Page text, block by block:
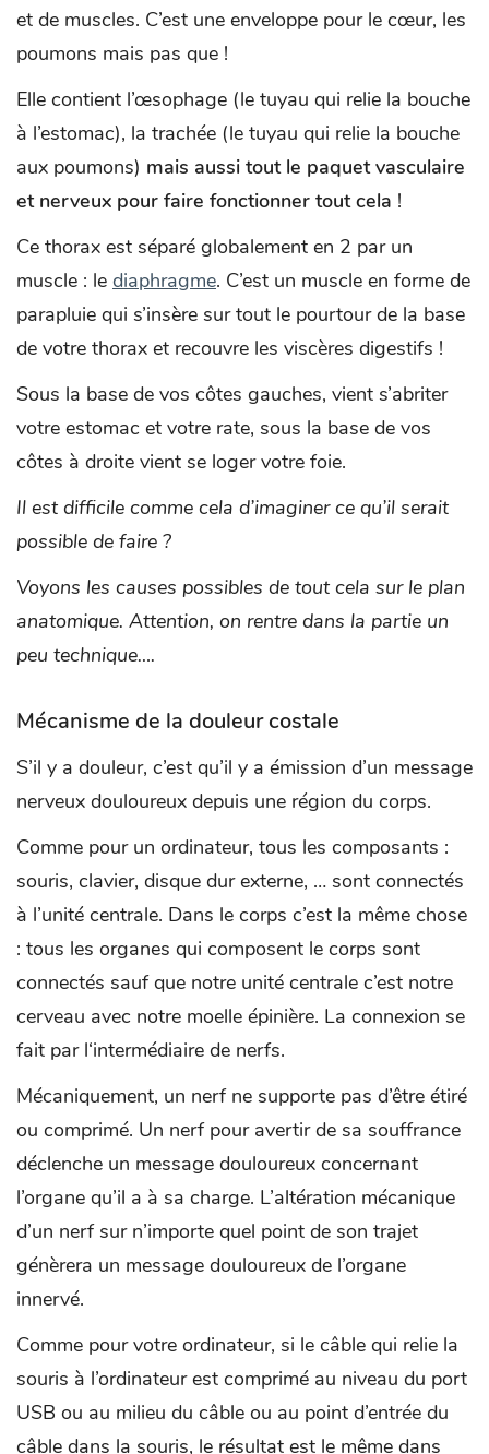
et de muscles. C’est une enveloppe pour le cœur, les
poumons mais pas que !
Elle contient l’œsophage (le tuyau qui relie la bouche
à l’estomac), la trachée (le tuyau qui relie la bouche
aux poumons) mais aussi tout le paquet vasculaire
et nerveux pour faire fonctionner tout cela !
Ce thorax est séparé globalement en 2 par un
muscle : le diaphragme. C’est un muscle en forme de
parapluie qui s’insère sur tout le pourtour de la base
de votre thorax et recouvre les viscères digestifs !
Sous la base de vos côtes gauches, vient s’abriter
votre estomac et votre rate, sous la base de vos
côtes à droite vient se loger votre foie.
Il est difficile comme cela d’imaginer ce qu’il serait
possible de faire ?
Voyons les causes possibles de tout cela sur le plan
anatomique. Attention, on rentre dans la partie un
peu technique….
Mécanisme de la douleur costale
S’il y a douleur, c’est qu’il y a émission d’un message
nerveux douloureux depuis une région du corps.
Comme pour un ordinateur, tous les composants :
souris, clavier, disque dur externe, … sont connectés
à l’unité centrale. Dans le corps c’est la même chose
: tous les organes qui composent le corps sont
connectés sauf que notre unité centrale c’est notre
cerveau avec notre moelle épinière. La connexion se
fait par l‘intermédiaire de nerfs.
Mécaniquement, un nerf ne supporte pas d’être étiré
ou comprimé. Un nerf pour avertir de sa souffrance
déclenche un message douloureux concernant
l’organe qu’il a à sa charge. L’altération mécanique
d’un nerf sur n’importe quel point de son trajet
génèrera un message douloureux de l’organe
innervé.
Comme pour votre ordinateur, si le câble qui relie la
souris à l’ordinateur est comprimé au niveau du port
USB ou au milieu du câble ou au point d’entrée du
câble dans la souris, le résultat est le même dans